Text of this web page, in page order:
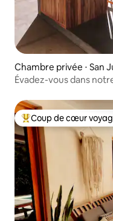
Chambre privée ⋅ San
Évadez-vous dans
Coups de cœur
Coup de cœur